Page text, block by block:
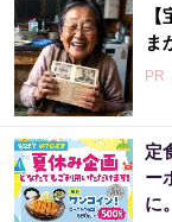
ま
PR
宝
定
ー
に。